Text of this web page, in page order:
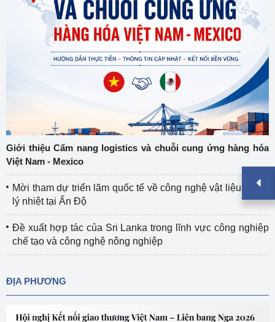
Giới thiệu Cẩm nang logistics và chuỗi cung ứng hàng hóa
Việt Nam - Mexico
Mời tham dự triển lãm quốc tế về công nghệ vật liệu và xử
lý nhiệt tại Ấn Độ
Đề xuất hợp tác của Sri Lanka trong lĩnh vực công nghiệp
chế tạo và công nghệ nông nghiệp
ĐỊA PHƯƠNG